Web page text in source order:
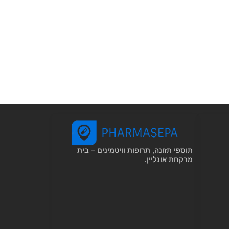
תוספי תזונה, תרופות וויטמינים – בית
מרקחת אונליין.